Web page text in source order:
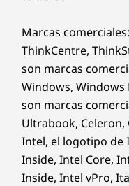
Marcas
ThinkCentre,
son marcas
Windows, Windows
son marcas
Ultrabook, Celeron,
Intel, el logotipo de
Inside, Intel Core,
Inside, Intel vPro,